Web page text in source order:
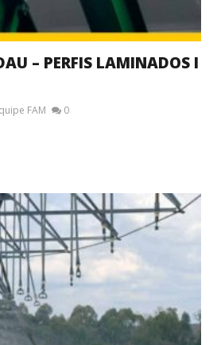
– PERFIS LAMINADOS I
FAM 0